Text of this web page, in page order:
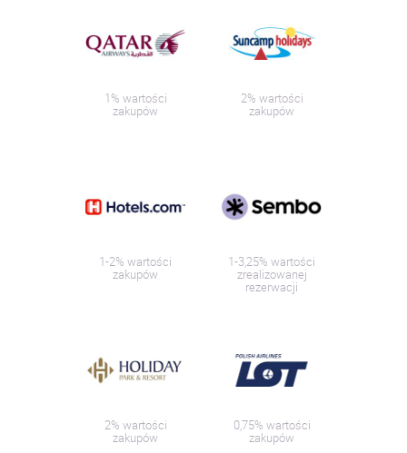
1% wartości
zakupów
2% wartości
zakupów
1-2% wartości
zakupów
1-3,25% wartości
zrealizowanej
rezerwacji
2% wartości
zakupów
0,75% wartości
zakupów